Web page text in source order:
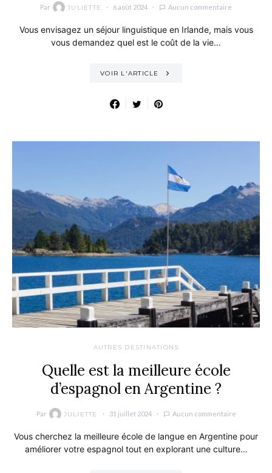
Par JULIETTE 6 août 2024 Aucun commentaire
Vous envisagez un séjour linguistique en Irlande, mais vous
vous demandez quel est le coût de la vie…
VOIR L'ARTICLE
AUTRES DESTINATIONS
Quelle est la meilleure école
d’espagnol en Argentine ?
Par JULIETTE 31 juillet 2024 Aucun commentaire
Vous cherchez la meilleure école de langue en Argentine pour
améliorer votre espagnol tout en explorant une culture…